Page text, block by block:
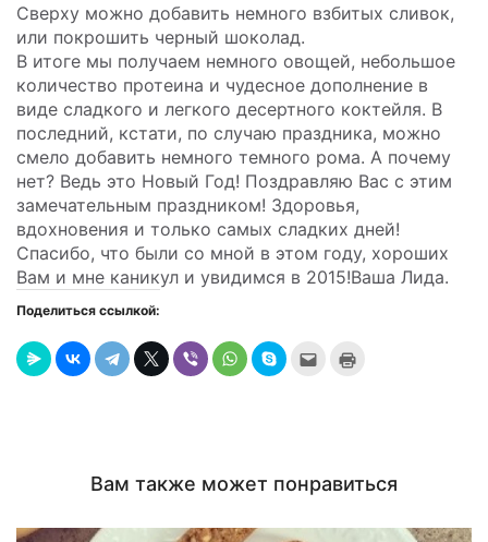
Сверху можно добавить немного взбитых сливок,
или покрошить черный шоколад.
В итоге мы получаем немного овощей, небольшое
количество протеина и чудесное дополнение в
виде сладкого и легкого десертного коктейля. В
последний, кстати, по случаю праздника, можно
смело добавить немного темного рома. А почему
нет? Ведь это Новый Год! Поздравляю Вас с этим
замечательным праздником! Здоровья,
вдохновения и только самых сладких дней!
Спасибо, что были со мной в этом году, хороших
Вам и мне каникул и увидимся в 2015!Ваша Лида.
Поделиться ссылкой:
Послать
Вам также может понравиться